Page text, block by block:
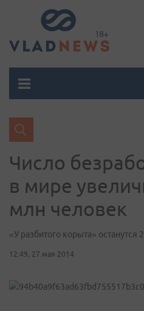
Число
в мире
млн человек
«У разбитого корыта»
12:49, 27 мая 2014